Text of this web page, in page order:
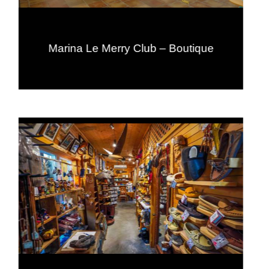
Marina Le Merry Club – Boutique